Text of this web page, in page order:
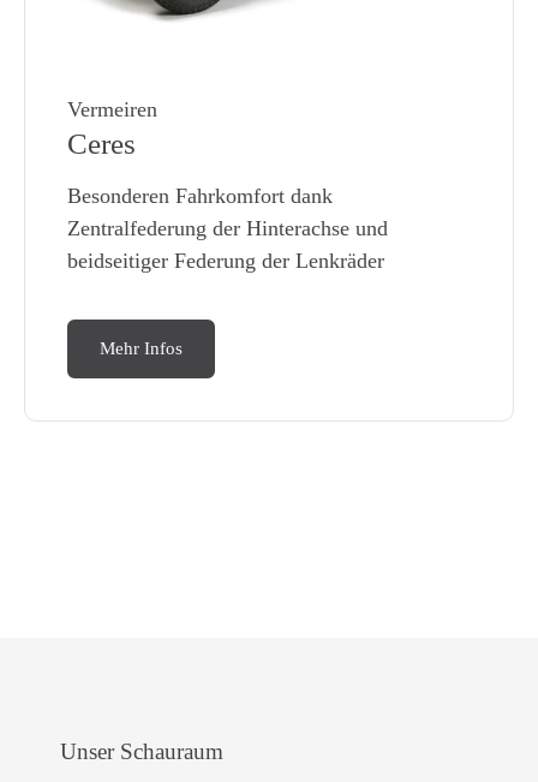
Vermeiren
Ceres
Besonderen Fahrkomfort dank
Zentralfederung der Hinterachse und
beidseitiger Federung der Lenkräder
Mehr Infos
Unser Schauraum